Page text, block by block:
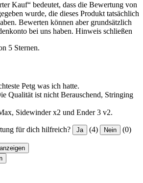
Kauf“ bedeutet, dass die Bewertung von
wurde, die dieses Produkt tatsächlich
Bewerten können aber grundsätzlich
bei uns haben. Hinweis schließen
5 Sternen.
Petg was ich hatte.
Qualität ist nicht Berauschend, Stringing
Sidewinder x2 und Ender 3 v2.
für dich hilfreich? Ja (4) Nein (0)